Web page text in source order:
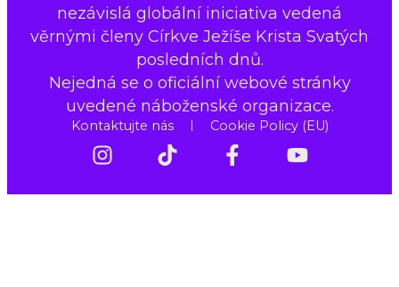
nezávislá globální iniciativa vedená
věrnými členy Církve Ježíše Krista Svatých
posledních dnů.
Nejedná se o oficiální webové stránky
uvedené náboženské organizace.
Kontaktujte nás Cookie Policy (EU)